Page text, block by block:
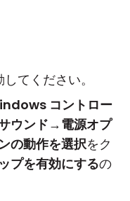
てください。
コントロー
ウンド→電源オプ
の動作を選択をク
プを有効にするの